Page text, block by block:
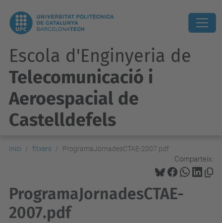
Escola d'Enginyeria de
Telecomunicació i
Aeroespacial de
Castelldefels
Inici fitxers ProgramaJornadesCTAE-2007.pdf
Comparteix:
ProgramaJornadesCTAE-
2007.pdf